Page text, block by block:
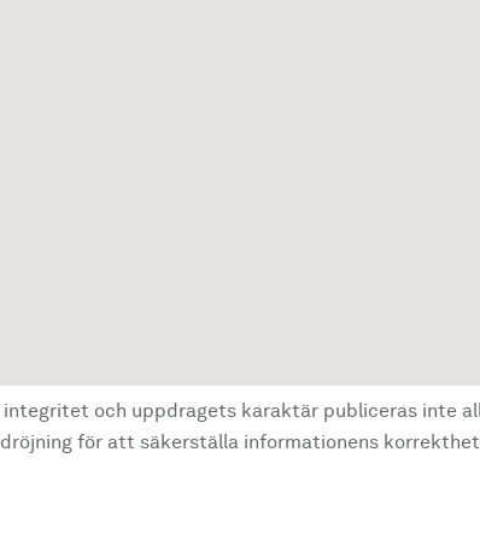
integritet och uppdragets karaktär publiceras inte
för att säkerställa informationens